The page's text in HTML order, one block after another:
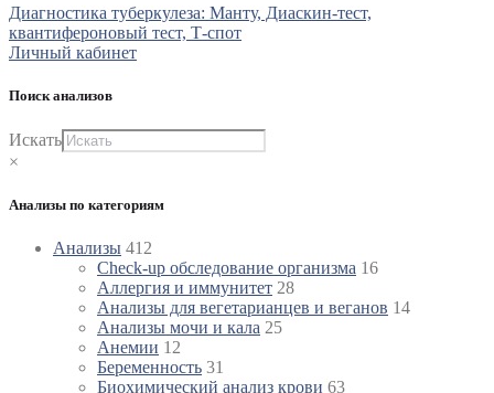
Навигация
по
Диагностика туберкулеза: Манту, Диаскин-тест,
квантифероновый тест, Т-спот
Личный кабинет
Поиск анализов
Искать
×
Анализы по категориям
Анализы 412
Check-up обследование организма 16
Аллергия и иммунитет 28
Анализы для вегетарианцев и веганов 14
Анализы мочи и кала 25
Анемии 12
Беременность 31
Биохимический анализ крови 63